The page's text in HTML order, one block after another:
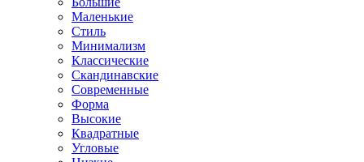
Маленькие
Стиль
Минимализм
Классические
Скандинавские
Современные
Форма
Высокие
Квадратные
Угловые